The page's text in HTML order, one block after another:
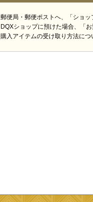
郵便局・郵便ポストへ、「ショッ
DQXショップに預けた場合、「
購入アイテムの受け取り方法につ